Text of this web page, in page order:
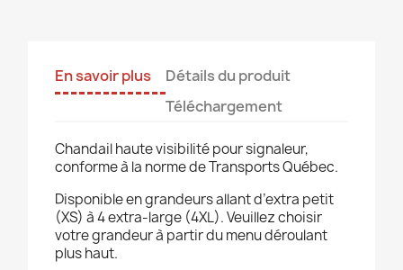
En savoir plus
Détails du produit
Téléchargement
Chandail haute visibilité pour signaleur,
conforme à la norme de Transports Québec.
Disponible en grandeurs allant d’extra petit
(XS) à 4 extra-large (4XL). Veuillez choisir
votre grandeur à partir du menu déroulant
plus haut.